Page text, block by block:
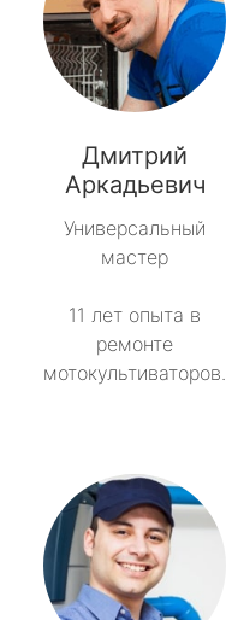
Дмитрий
Аркадьевич
Универсальный
мастер
11 лет опыта в
ремонте
мотокультиваторов.